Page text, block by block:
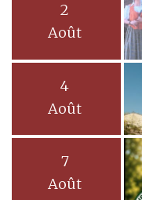
2
Août
4
Août
7
Août